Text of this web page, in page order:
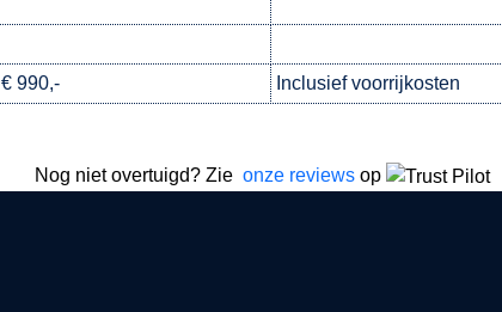
€ 990,- Inclusief voorrijkosten
Nog niet overtuigd? Zie onze reviewsop